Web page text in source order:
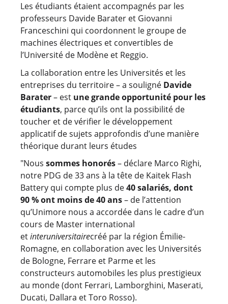
Les étudiants étaient accompagnés par les
professeurs Davide Barater et Giovanni
Franceschini qui coordonnent le groupe de
machines électriques et convertibles de
l’Université de Modène et Reggio.
La collaboration entre les Universités et les
entreprises du territoire – a souligné Davide
Barater– est une grande opportunité pour les
étudiants, parce qu’ils ont la possibilité de
toucher et de vérifier le développement
applicatif de sujets approfondis d’une manière
théorique durant leurs études
"Nous sommes honorés– déclare Marco Righi,
notre PDG de 33 ans à la tête de Kaitek Flash
Battery qui compte plus de40 salariés, dont
90 % ont moins de 40 ans– de l’attention
qu’Unimore nous a accordée dans le cadre d’un
cours de Master international
etinteruniversitairecréé par la région Émilie-
Romagne, en collaboration avec les Universités
de Bologne, Ferrare et Parme et les
constructeurs automobiles les plus prestigieux
au monde (dont Ferrari, Lamborghini, Maserati,
Ducati, Dallara et Toro Rosso).